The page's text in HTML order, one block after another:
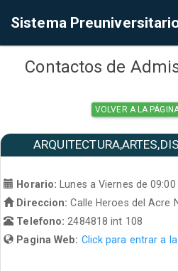
Sistema
Contactos de
VOLVER A LA
Horario:
Lunes a Viernes de
Direccion: Calle Heroes del Acre
Telefono: 2484818 int 108
Pagina Web: Click para entrar a